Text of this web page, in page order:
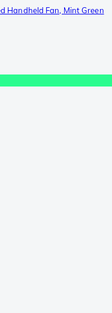
Handheld Fan, Mint Green